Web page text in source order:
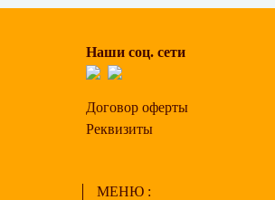
Наши соц. сети
Договор оферты
Реквизиты
МЕНЮ :